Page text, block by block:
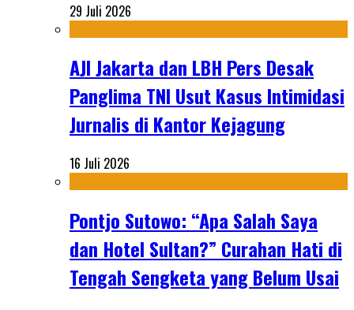
29 Juli 2026
AJI Jakarta dan LBH Pers Desak
Panglima TNI Usut Kasus Intimidasi
Jurnalis di Kantor Kejagung
16 Juli 2026
Pontjo Sutowo: “Apa Salah Saya
dan Hotel Sultan?” Curahan Hati di
Tengah Sengketa yang Belum Usai